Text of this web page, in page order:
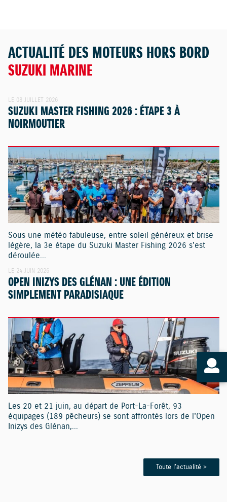
ACTUALITÉ DES MOTEURS HORS BORD
SUZUKI MARINE
LE 08 JUILLET 2026
SUZUKI MASTER FISHING 2026 : ÉTAPE 3 À
NOIRMOUTIER
Sous une météo fabuleuse, entre soleil généreux et brise
légère, la 3e étape du Suzuki Master Fishing 2026 s'est
déroulée...
LE 24 JUIN 2026
OPEN INIZYS DES GLÉNAN : UNE ÉDITION
SIMPLEMENT PARADISIAQUE
Les 20 et 21 juin, au départ de Port-La-Forêt, 93
équipages (189 pêcheurs) se sont affrontés lors de l'Open
Inizys des Glénan,...
Toute l'actualité >